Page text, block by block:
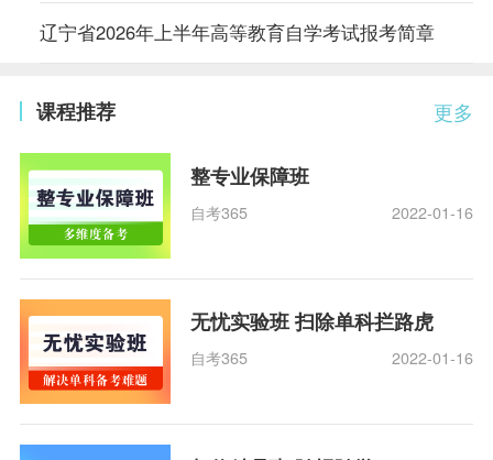
​辽宁省2026年上半年高等教育自学考试报考简章
更多
课程推荐
整专业保障班
自考365 2022-01-16
无忧实验班 扫除单科拦路虎
自考365 2022-01-16